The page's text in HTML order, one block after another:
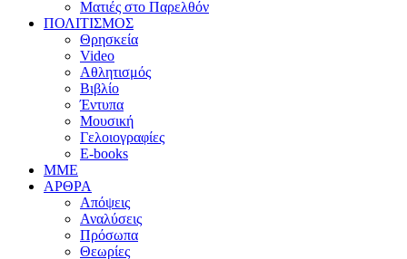
Ματιές στο Παρελθόν
ΠΟΛΙΤΙΣΜΟΣ
Θρησκεία
Video
Αθλητισμός
Βιβλίο
Έντυπα
Μουσική
Γελοιογραφίες
E-books
MME
ΑΡΘΡΑ
Απόψεις
Αναλύσεις
Πρόσωπα
Θεωρίες